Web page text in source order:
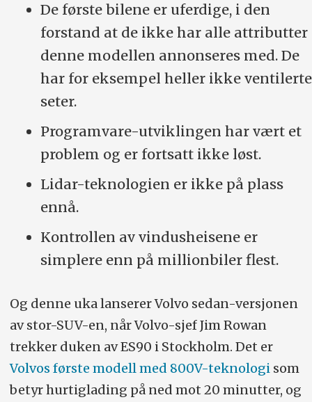
De første bilene er uferdige, i den
forstand at de ikke har alle attributter
denne modellen annonseres med. De
har for eksempel heller ikke ventilerte
seter.
Programvare-utviklingen har vært et
problem og er fortsatt ikke løst.
Lidar-teknologien er ikke på plass
ennå.
Kontrollen av vindusheisene er
simplere enn på millionbiler flest.
Og denne uka lanserer Volvo sedan-versjonen
av stor-SUV-en, når Volvo-sjef Jim Rowan
trekker duken av ES90 i Stockholm. Det er
Volvos første modell med 800V-teknologisom
betyr hurtiglading på ned mot 20 minutter, og